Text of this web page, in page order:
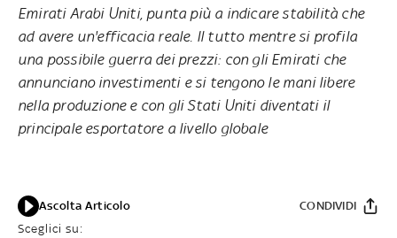
Emirati Arabi Uniti, punta più a indicare stabilità che
ad avere un'efficacia reale. Il tutto mentre si profila
una possibile guerra dei prezzi: con gli Emirati che
annunciano investimenti e si tengono le mani libere
nella produzione e con gli Stati Uniti diventati il
principale esportatore a livello globale
Ascolta Articolo
Sceglici su:
CONDIVIDI